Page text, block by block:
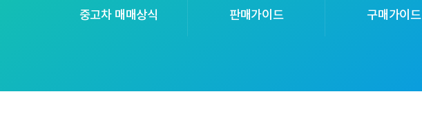
중고차 매매상식 판매가이드 구매가이드